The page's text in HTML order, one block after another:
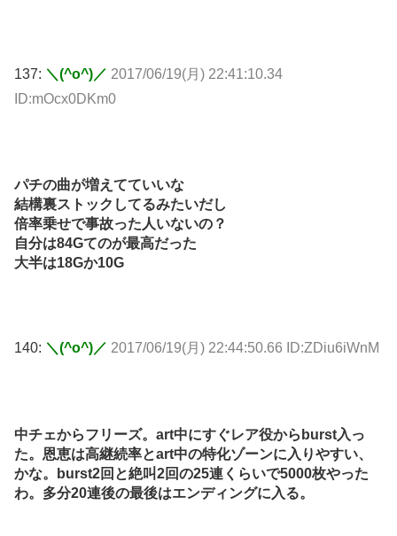
137: ＼(^o^)／ 2017/06/19(月) 22:41:10.34
ID:mOcx0DKm0
パチの曲が増えてていいな
結構裏ストックしてるみたいだし
倍率乗せで事故った人いないの？
自分は84Gてのが最高だった
大半は18Gか10G
140: ＼(^o^)／ 2017/06/19(月) 22:44:50.66 ID:ZDiu6iWnM
中チェからフリーズ。art中にすぐレア役からburst入っ
た。恩恵は高継続率とart中の特化ゾーンに入りやすい、
かな。burst2回と絶叫2回の25連くらいで5000枚やった
わ。多分20連後の最後はエンディングに入る。